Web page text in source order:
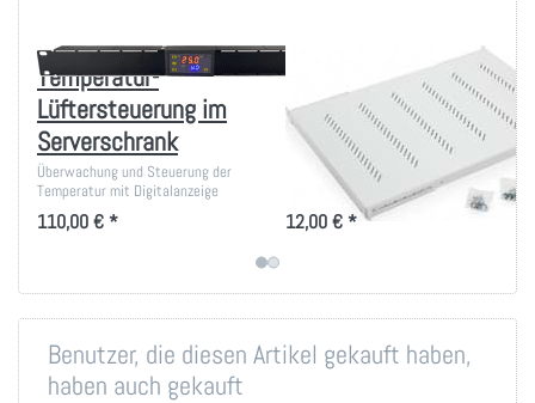
Temperatur-
Lüftersteuerung im
Serverschrank
Überwachung und Steuerung der
Temperatur mit Digitalanzeige
110,00 € *
19 Zoll Fachboden
bis 80kg Belastung
in versch. Tiefen
Ablage-Tablar 150 bis 950mm
Tiefe für 19 Zoll IT-Schränke
12,00 € *
Benutzer, die diesen Artikel gekauft haben,
haben auch gekauft